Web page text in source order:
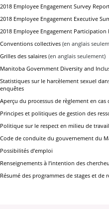
2018 Employee Engagement Survey
2018 Employee Engagement Executive
2018 Employee Engagement
Conventions collectives (en anglais
Grilles des salaires (en anglais seulement)
Manitoba Government Diversity and
Statistiques sur le harcèlement sexuel
enquêtes
Aperçu du processus de règlement en
Principes et politiques de gestion des
Politique sur le respect en milieu de
Code de conduite du gouvernement du
Possibilités d’emploi
Renseignements à l’intention des
Résumé des programmes de stages et de